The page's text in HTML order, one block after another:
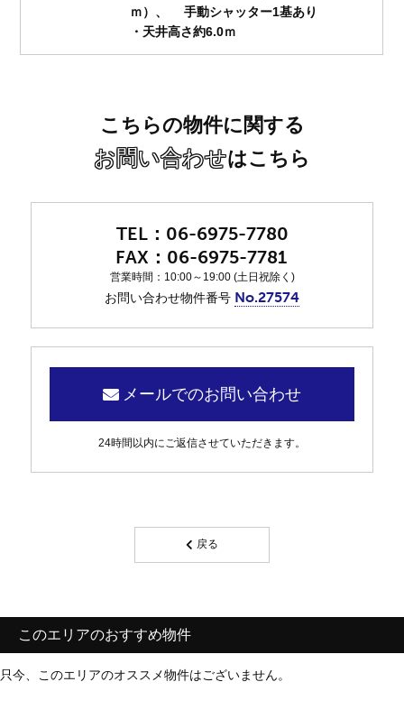
ｍ）、 手動シャッター1基あり
・天井高さ約6.0ｍ
こちらの物件に関する
お問い合わせはこちら
06-6975-7780
06-6975-7781
営業時間：10:00～19:00 (土日祝除く)
お問い合わせ物件番号 No.27574
メールでのお問い合わせ
24時間以内にご返信させていただきます。
戻る
このエリアのおすすめ物件
只今、このエリアのオススメ物件はございません。